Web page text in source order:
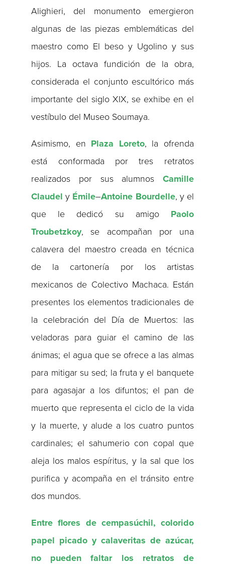
Alighieri, del monumento emergieron
algunas de las piezas emblemáticas del
maestro como El beso y Ugolino y sus
hijos. La octava fundición de la obra,
considerada el conjunto escultórico más
importante del siglo XIX, se exhibe en el
vestíbulo del Museo Soumaya.
Asimismo, en Plaza Loreto, la ofrenda
está conformada por tres retratos
realizados por sus alumnos Camille
Claudel y Émile–Antoine Bourdelle, y el
que le dedicó su amigo Paolo
Troubetzkoy, se acompañan por una
calavera del maestro creada en técnica
de la cartonería por los artistas
mexicanos de Colectivo Machaca. Están
presentes los elementos tradicionales de
la celebración del Día de Muertos: las
veladoras para guiar el camino de las
ánimas; el agua que se ofrece a las almas
para mitigar su sed; la fruta y el banquete
para agasajar a los difuntos; el pan de
muerto que representa el ciclo de la vida
y la muerte, y alude a los cuatro puntos
cardinales; el sahumerio con copal que
aleja los malos espíritus, y la sal que los
purifica y acompaña en el tránsito entre
dos mundos.
Entre flores de cempasúchil, colorido
papel picado y calaveritas de azúcar,
no pueden faltar los retratos de